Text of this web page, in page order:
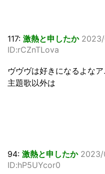
117: 激熱と申したか 2023/
ID:rCZnTLova
ヴヴヴは好きになるよな
主題歌以外は
94: 激熱と申したか 2023/
ID:hP5UYcor0